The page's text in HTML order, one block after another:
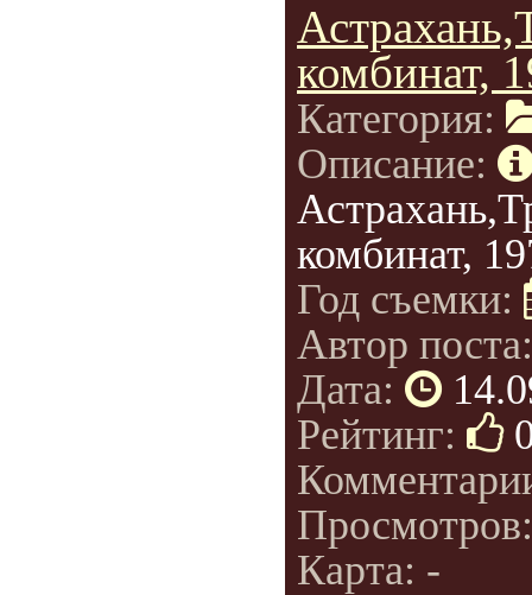
комбинат,
Категория:
Описание:
комбинат,
Год съемки:
Автор
Дата:
Рейтинг:
Карта: -